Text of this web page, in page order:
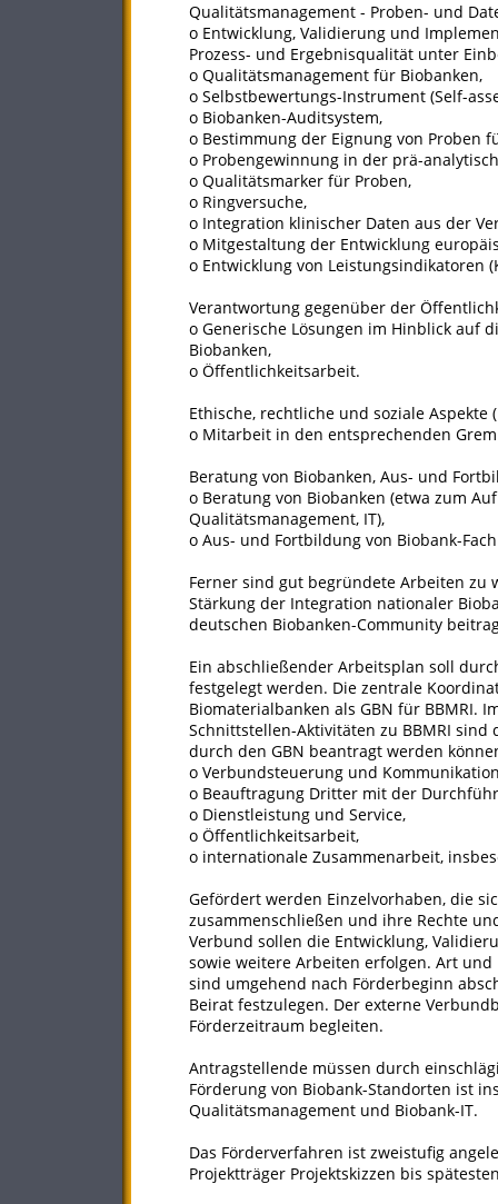
Qualitätsmanagement - Proben- und
o Entwicklung, Validierung und
Prozess- und Ergebnisqualität unter
o Qualitätsmanagement für Biobanken,
o Selbstbewertungs-Instrument (Self-
o Biobanken-Auditsystem,
o Bestimmung der Eignung von Proben
o Probengewinnung in der prä-
o Qualitätsmarker für Proben,
o Ringversuche,
o Integration klinischer Daten aus der
o Mitgestaltung der Entwicklung
o Entwicklung von Leistungsindikatoren
Verantwortung gegenüber der
o Generische Lösungen im Hinblick auf
Biobanken,
o Öffentlichkeitsarbeit.
Ethische, rechtliche und soziale Aspekte
o Mitarbeit in den entsprechenden
Beratung von Biobanken, Aus- und
o Beratung von Biobanken (etwa zum
Qualitätsmanagement, IT),
o Aus- und Fortbildung von Biobank-
Ferner sind gut begründete Arbeiten zu
Stärkung der Integration nationaler
deutschen Biobanken-Community
Ein abschließender Arbeitsplan soll
festgelegt werden. Die zentrale
Biomaterialbanken als GBN für BBMRI.
Schnittstellen-Aktivitäten zu BBMRI
durch den GBN beantragt werden
o Verbundsteuerung und
o Beauftragung Dritter mit der
o Dienstleistung und Service,
o Öffentlichkeitsarbeit,
o internationale Zusammenarbeit,
Gefördert werden Einzelvorhaben, die
zusammenschließen und ihre Rechte
Verbund sollen die Entwicklung,
sowie weitere Arbeiten erfolgen. Art
sind umgehend nach Förderbeginn
Beirat festzulegen. Der externe
Förderzeitraum begleiten.
Antragstellende müssen durch
Förderung von Biobank-Standorten ist
Qualitätsmanagement und Biobank-IT.
Das Förderverfahren ist zweistufig
Projektträger Projektskizzen bis